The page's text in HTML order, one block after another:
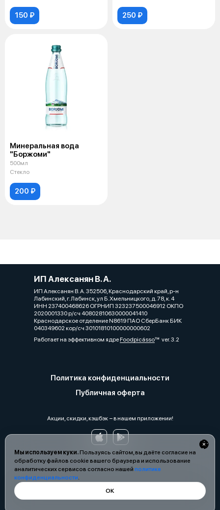
150 ₽ 250 ₽
Минеральная вода
"Боржоми"
500мл
Стекло
200 ₽
Мы используем куки.Пользуясь сайтом, вы даёте согласие на
обработку файлов cookie вашего браузера и использование
аналитических сервисов согласно нашей политике
конфиденциальности.
ОК
ИП Алексанян В. А.
ИП Алексанян В. А. 352506, Краснодарский край, р-н
Лабинский, г. Лабинск, ул Б.Хмельницкого, д. 78, к. 4
ИНН 237400468626 ОГРНИП 323237500046912 ОКПО
2020001330 р/сч 40802810630000041410
Краснодарское отделение N8619 ПАО СберБанк БИК
040349602 кор/сч 30101810100000000602
Работает на эффективном ядреFoodpicássover. 3.2
Политика конфиденциальности
Публичная оферта
Акции, скидки, кэшбэк − в нашем приложении!